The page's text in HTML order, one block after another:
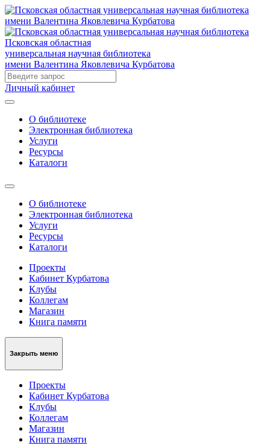
Псковская областная
универсальная научная библиотека
имени Валентина Яковлевича Курбатова
Личный кабинет
О библиотеке
Электронная библиотека
Услуги
Ресурсы
Каталоги
О библиотеке
Электронная библиотека
Услуги
Ресурсы
Каталоги
Проекты
Кабинет Курбатова
Клубы
Коллегам
Магазин
Книга памяти
Закрыть меню
Проекты
Кабинет Курбатова
Клубы
Коллегам
Магазин
Книга памяти